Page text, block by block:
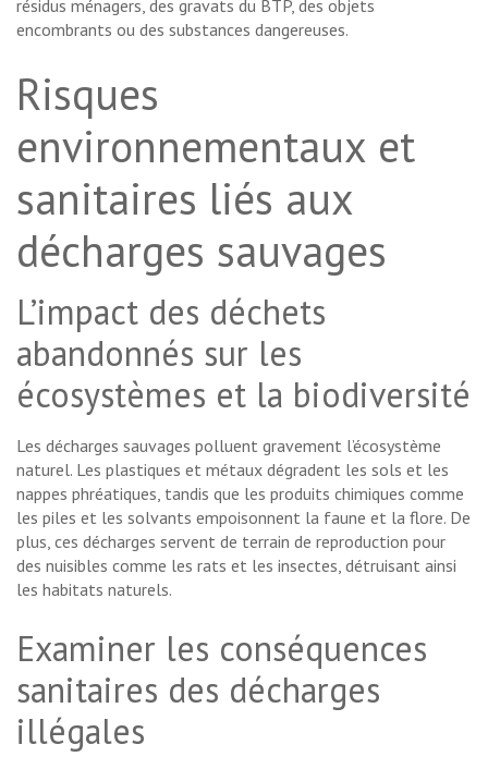
résidus ménagers, des gravats du BTP, des objets
encombrants ou des substances dangereuses.
Risques
environnementaux et
sanitaires liés aux
décharges sauvages
L’impact des déchets
abandonnés sur les
écosystèmes et la biodiversité
Les décharges sauvages polluent gravement l’écosystème
naturel. Les plastiques et métaux dégradent les sols et les
nappes phréatiques, tandis que les produits chimiques comme
les piles et les solvants empoisonnent la faune et la flore. De
plus, ces décharges servent de terrain de reproduction pour
des nuisibles comme les rats et les insectes, détruisant ainsi
les habitats naturels.
Examiner les conséquences
sanitaires des décharges
illégales